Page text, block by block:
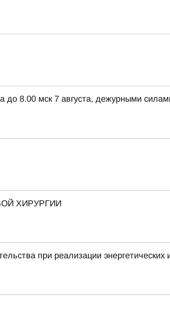
8.00 мск 7 августа, дежурными
ХИРУРГИИ
при реализации энергетических